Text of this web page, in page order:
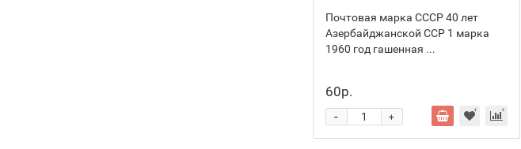
Почтовая марка СССР 40 лет
Азербайджанской ССР 1 марка
1960 год гашенная ...
60р.
+
-